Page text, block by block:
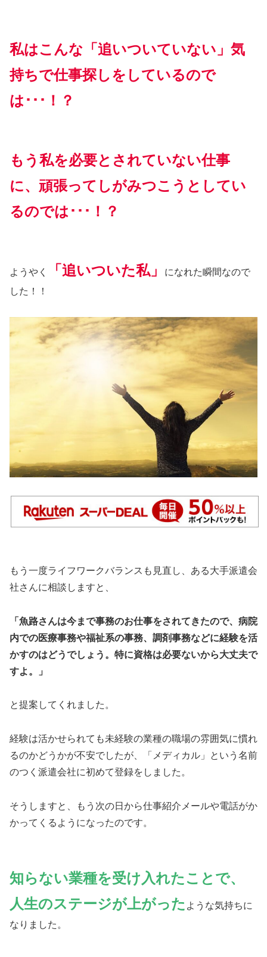
私はこんな「追いついていない」気
持ちで仕事探しをしているので
は･･･！？
もう私を必要とされていない仕事
に、頑張ってしがみつこうとしてい
るのでは･･･！？
ようやく 「追いついた私」
になれた瞬間なので
した！！
もう一度ライフワークバランスも見直し、ある大手派遣会
社さんに相談しますと、
「魚路さんは今まで事務のお仕事をされてきたので、病院
内での医療事務や福祉系の事務、調剤事務などに経験を活
かすのはどうでしょう。特に資格は必要ないから大丈夫で
すよ。」
と提案してくれました。
経験は活かせられても未経験の業種の職場の雰囲気に慣れ
るのかどうかが不安でしたが、「メディカル」という名前
のつく派遣会社に初めて登録をしました。
そうしますと、もう次の日から仕事紹介メールや電話がか
かってくるようになったのです。
知らない業種を受け入れたことで、
人生のステージが上がった ような気持ちに
なりました。